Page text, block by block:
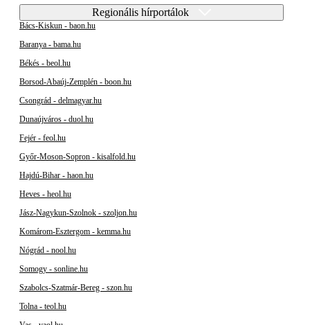
Regionális hírportálok
Bács-Kiskun - baon.hu
Baranya - bama.hu
Békés - beol.hu
Borsod-Abaúj-Zemplén - boon.hu
Csongrád - delmagyar.hu
Dunaújváros - duol.hu
Fejér - feol.hu
Győr-Moson-Sopron - kisalfold.hu
Hajdú-Bihar - haon.hu
Heves - heol.hu
Jász-Nagykun-Szolnok - szoljon.hu
Komárom-Esztergom - kemma.hu
Nógrád - nool.hu
Somogy - sonline.hu
Szabolcs-Szatmár-Bereg - szon.hu
Tolna - teol.hu